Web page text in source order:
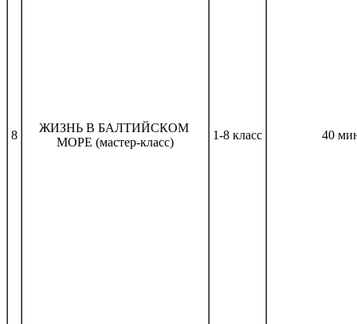
8
ЖИЗНЬ В БАЛТИЙСКОМ
МОРЕ (мастер-класс)
1-8 класс 40